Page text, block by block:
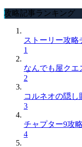
攻略記事ランキング
ストーリー攻略
1
なんでも屋クエ
2
コルネオの隠
3
チャプター9攻
4